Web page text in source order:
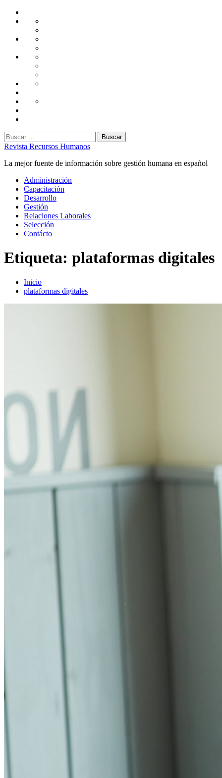
Saltar
Administración
Capacitación
Desarrollo
Gestión
Laborales
Selección
Buscar:
Revista Recursos Humanos
La mejor fuente de información sobre gestión humana en español
Menú
principal
Administración
Capacitación
Desarrollo
Gestión
Relaciones Laborales
Selección
Contácto
Etiqueta: plataformas digitales
Inicio
plataformas digitales